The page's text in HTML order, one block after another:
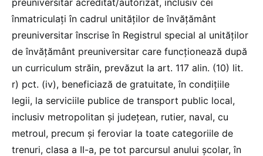
înmatriculați în cadrul unităților de învățământ
preuniversitar înscrise în Registrul special al unităților
de învățământ preuniversitar care funcționează după
un curriculum străin, prevăzut la art. 117 alin. (10) lit.
r) pct. (iv), beneficiază de gratuitate, în condițiile
legii, la serviciile publice de transport public local,
inclusiv metropolitan și județean, rutier, naval, cu
metroul, precum și feroviar la toate categoriile de
trenuri, clasa a II-a, pe tot parcursul anului școlar, în